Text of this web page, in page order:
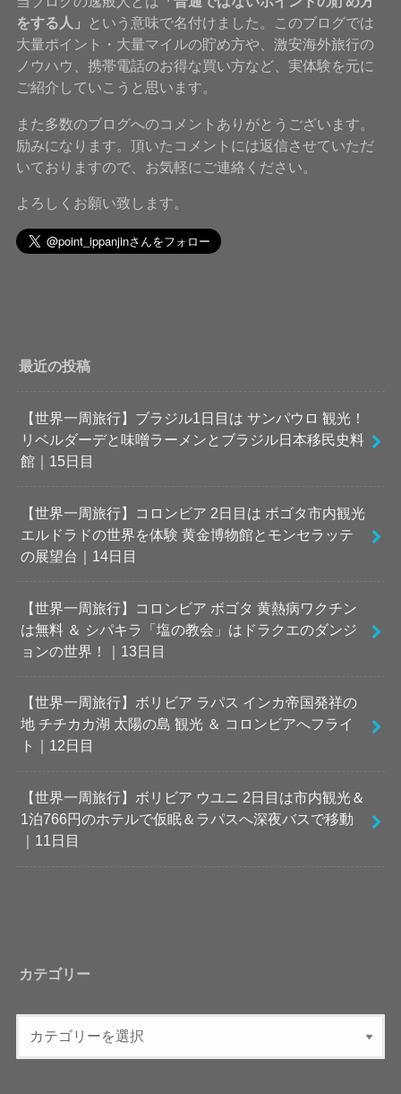
をする人」
という意味で名付けました。このブログでは
大量ポイント・大量マイルの貯め方や、激安海外旅行の
ノウハウ、携帯電話のお得な買い方など、実体験を元に
ご紹介していこうと思います。
また多数のブログへのコメントありがとうございます。
励みになります。頂いたコメントには返信させていただ
いておりますので、お気軽にご連絡ください。
よろしくお願い致します。
最近の投稿
【世界一周旅行】ブラジル1日目は サンパウロ 観光！
リベルダーデと味噌ラーメンとブラジル日本移民史料
館｜15日目
【世界一周旅行】コロンビア 2日目は ボゴタ市内観光
エルドラドの世界を体験 黄金博物館とモンセラッテ
の展望台｜14日目
【世界一周旅行】コロンビア ボゴタ 黄熱病ワクチン
は無料 ＆ シパキラ「塩の教会」はドラクエのダンジ
ョンの世界！｜13日目
【世界一周旅行】ボリビア ラパス インカ帝国発祥の
地 チチカカ湖 太陽の島 観光 ＆ コロンビアへフライ
ト｜12日目
【世界一周旅行】ボリビア ウユニ 2日目は市内観光＆
1泊766円のホテルで仮眠＆ラパスへ深夜バスで移動
｜11日目
カテゴリー